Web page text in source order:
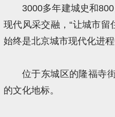
3000多年建城史和
现代风采交融，“让城市留
始终是北京城市现代化进程
位于东城区的隆福寺
的文化地标。